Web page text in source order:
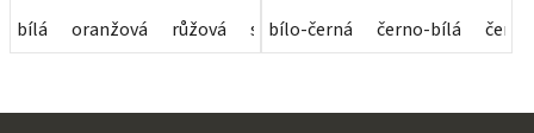
bílá oranžová růžová světle modrá světle zelená
bílo-černá černo-bílá